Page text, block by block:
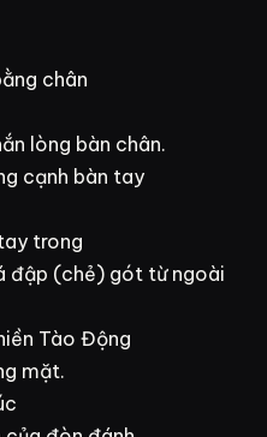
chân
lòng bàn chân.
cạnh bàn tay
trong
đập (chẻ) gót từ ngoài
Tào Động
mặt.